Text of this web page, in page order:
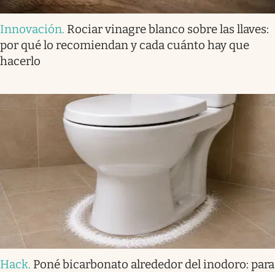
Innovación. Rociar vinagre blanco sobre las llaves:
por qué lo recomiendan y cada cuánto hay que
hacerlo
Hack. Poné bicarbonato alrededor del inodoro: para